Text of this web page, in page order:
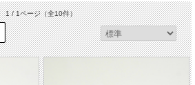
1 / 1ページ（全10件）